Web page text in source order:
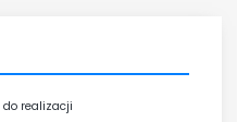
do realizacji